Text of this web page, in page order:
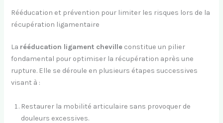
Rééducation et prévention pour limiter les risques lors de la
récupération ligamentaire
La rééducation ligament cheville constitue un pilier
fondamental pour optimiser la récupération après une
rupture. Elle se déroule en plusieurs étapes successives
visant à :
Restaurer la mobilité articulaire sans provoquer de
douleurs excessives.